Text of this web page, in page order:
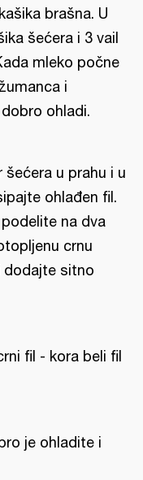
brašna. U
šećera i 3 vail
mleko počne
i
ohladi.
u prahu i u
ohlađen fil.
na dva
crnu
dodajte sitno
fil - kora beli fil
je ohladite i